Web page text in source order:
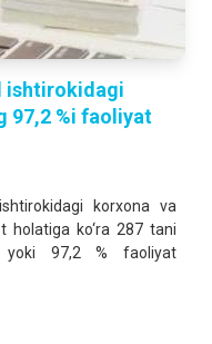
ishtirokidagi
97,2 %i faoliyat
korxona va
holatiga ko‘ra 287 tani
97,2 % faoliyat